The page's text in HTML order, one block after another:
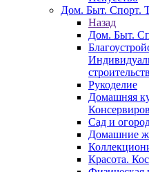
Дом. Быт. Спорт.
Назад
Дом. Быт.
Рукоделие
Домашняя
Сад и
Домашние
Красота.